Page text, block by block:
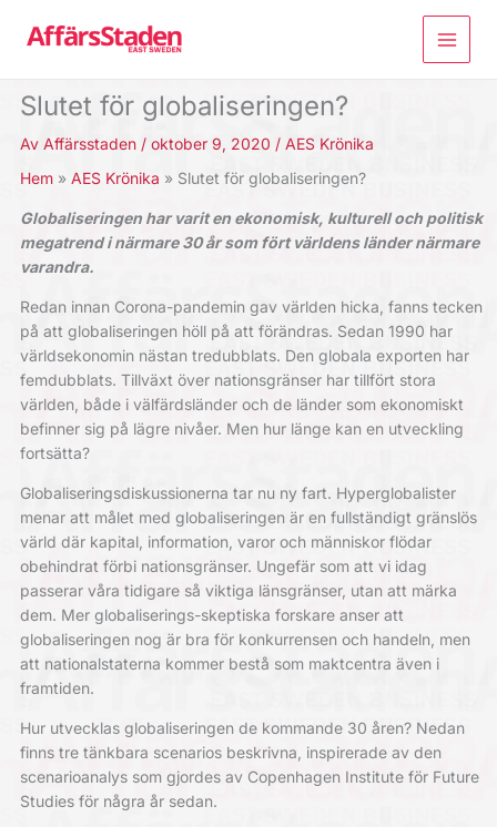
Slutet för globaliseringen?
Av Affärsstaden / oktober 9, 2020 / AES Krönika
Hem
AES Krönika Slutet för globaliseringen?
Globaliseringen har varit en ekonomisk, kulturell och politisk
megatrend i närmare 30 år som fört världens länder närmare
varandra.
Redan innan Corona-pandemin gav världen hicka, fanns tecken
på att globaliseringen höll på att förändras. Sedan 1990 har
världsekonomin nästan tredubblats. Den globala exporten har
femdubblats. Tillväxt över nationsgränser har tillfört stora
världen, både i välfärdsländer och de länder som ekonomiskt
befinner sig på lägre nivåer. Men hur länge kan en utveckling
fortsätta?
Globaliseringsdiskussionerna tar nu ny fart. Hyperglobalister
menar att målet med globaliseringen är en fullständigt gränslös
värld där kapital, information, varor och människor flödar
obehindrat förbi nationsgränser. Ungefär som att vi idag
passerar våra tidigare så viktiga länsgränser, utan att märka
dem. Mer globaliserings-skeptiska forskare anser att
globaliseringen nog är bra för konkurrensen och handeln, men
att nationalstaterna kommer bestå som maktcentra även i
framtiden.
Hur utvecklas globaliseringen de kommande 30 åren? Nedan
finns tre tänkbara scenarios beskrivna, inspirerade av den
scenarioanalys som gjordes av Copenhagen Institute för Future
Studies för några år sedan.